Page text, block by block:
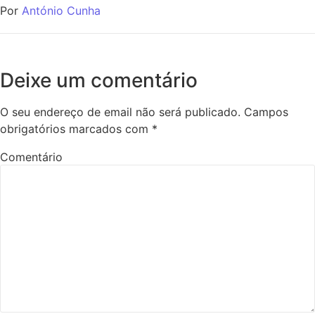
Por António Cunha
Deixe um comentário
O seu endereço de email não será publicado. Campos
obrigatórios marcados com *
Comentário